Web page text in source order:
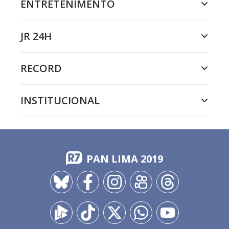
ENTRETENIMENTO
JR 24H
RECORD
INSTITUCIONAL
PAN LIMA 2019